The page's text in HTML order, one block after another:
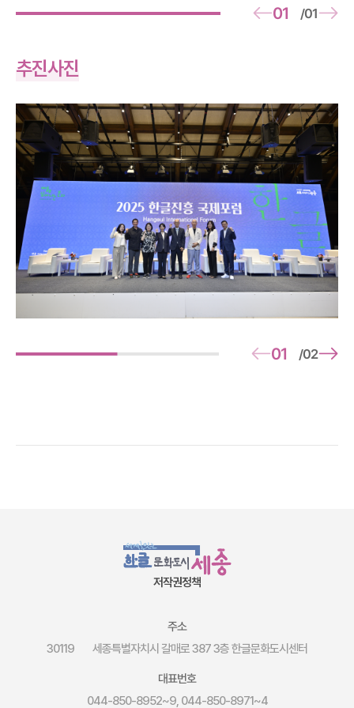
01 /01
추진사진
01 /02
저작권정책
주소
30119 세종특별자치시 갈매로 387 3층 한글문화도시센터
대표번호
044-850-8952~9, 044-850-8971~4